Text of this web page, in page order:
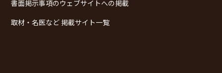
書面掲示事項のウェブサイトへの掲載
取材・名医など 掲載サイト一覧